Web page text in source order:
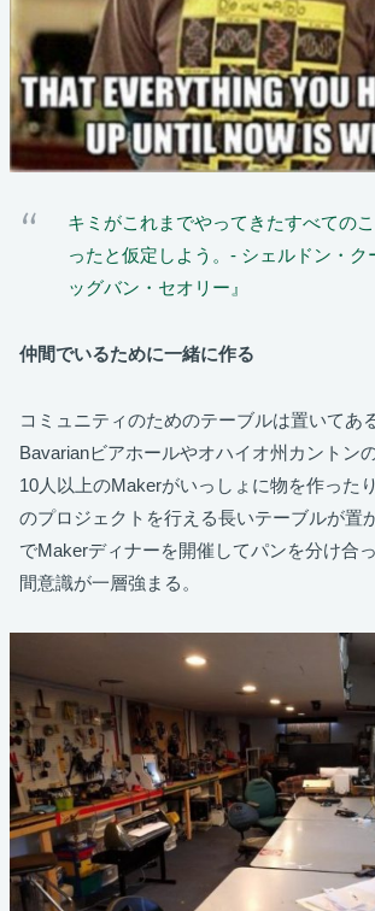
キミがこれまでやってきたすべての
ったと仮定しよう。- シェルドン・ク
ッグバン・セオリー』
仲間でいるために一緒に作る
コミュニティのためのテーブルは置いて
Bavarianビアホールやオハイオ州カントン
10人以上のMakerがいっしょに物を作った
のプロジェクトを行える長いテーブルが置
でMakerディナーを開催してパンを分け合
間意識が一層強まる。